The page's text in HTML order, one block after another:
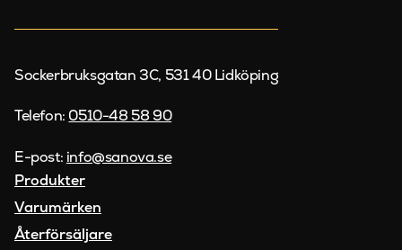
Sockerbruksgatan 3C, 531 40 Lidköping
Telefon: 0510-48 58 90
E-post: info@sanova.se
Produkter
Varumärken
Återförsäljare